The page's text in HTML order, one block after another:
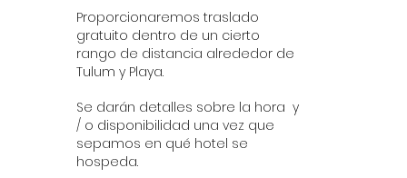
Proporcionaremos traslado
gratuito dentro de un cierto
rango de distancia alrededor de
Tulum y Playa.
Se darán detalles sobre la hora y
/ o disponibilidad una vez que
sepamos en qué hotel se
hospeda.